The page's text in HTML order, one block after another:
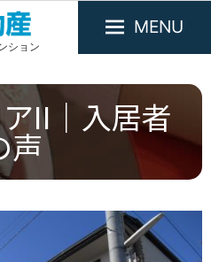
ション
MENU
II｜入居者
声